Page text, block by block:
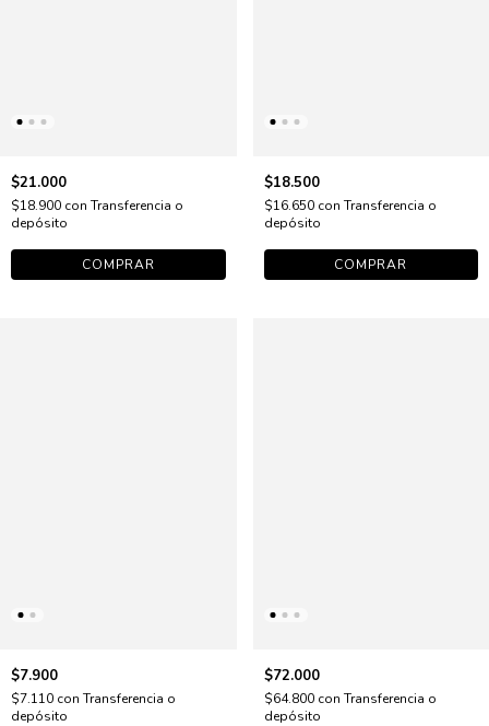
$21.000
$18.900 con Transferencia o
depósito
COMPRAR
$18.500
$16.650 con Transferencia o
depósito
COMPRAR
$7.900
$7.110 con Transferencia o
depósito
$72.000
$64.800 con Transferencia o
depósito